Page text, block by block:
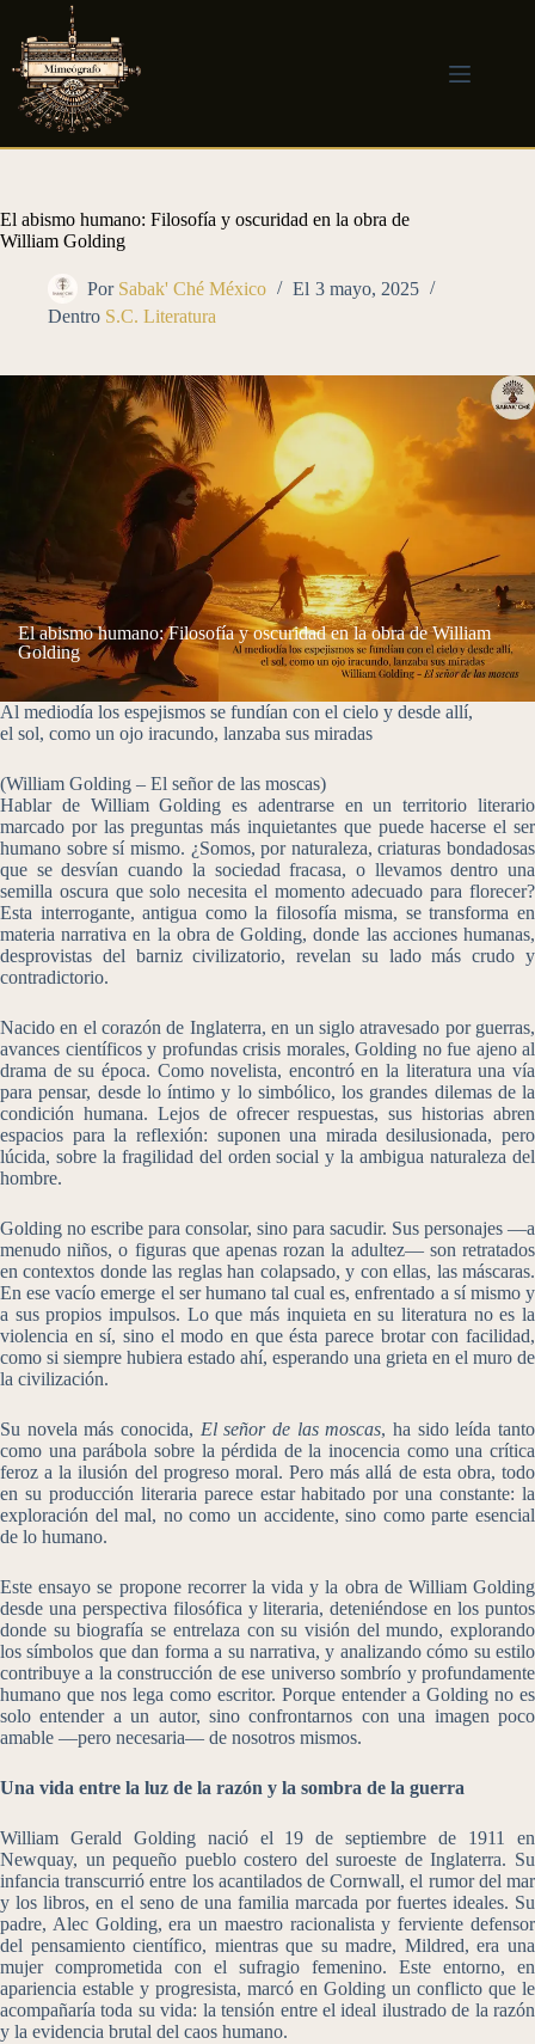
contenido
El abismo humano: Filosofía y oscuridad en la obra de
William Golding
Por Sabak' Ché México El 3 mayo, 2025
Dentro S.C. Literatura
El abismo humano: Filosofía y oscuridad en la obra de William
Golding
Al mediodía los espejismos se fundían con el cielo y desde allí,
el sol, como un ojo iracundo, lanzaba sus miradas
(William Golding – El señor de las moscas)
Hablar de William Golding es adentrarse en un territorio literario
marcado por las preguntas más inquietantes que puede hacerse el ser
humano sobre sí mismo. ¿Somos, por naturaleza, criaturas bondadosas
que se desvían cuando la sociedad fracasa, o llevamos dentro una
semilla oscura que solo necesita el momento adecuado para florecer?
Esta interrogante, antigua como la filosofía misma, se transforma en
materia narrativa en la obra de Golding, donde las acciones humanas,
desprovistas del barniz civilizatorio, revelan su lado más crudo y
contradictorio.
Nacido en el corazón de Inglaterra, en un siglo atravesado por guerras,
avances científicos y profundas crisis morales, Golding no fue ajeno al
drama de su época. Como novelista, encontró en la literatura una vía
para pensar, desde lo íntimo y lo simbólico, los grandes dilemas de la
condición humana. Lejos de ofrecer respuestas, sus historias abren
espacios para la reflexión: suponen una mirada desilusionada, pero
lúcida, sobre la fragilidad del orden social y la ambigua naturaleza del
hombre.
Golding no escribe para consolar, sino para sacudir. Sus personajes —a
menudo niños, o figuras que apenas rozan la adultez— son retratados
en contextos donde las reglas han colapsado, y con ellas, las máscaras.
En ese vacío emerge el ser humano tal cual es, enfrentado a sí mismo y
a sus propios impulsos. Lo que más inquieta en su literatura no es la
violencia en sí, sino el modo en que ésta parece brotar con facilidad,
como si siempre hubiera estado ahí, esperando una grieta en el muro de
la civilización.
Su novela más conocida, El señor de las moscas, ha sido leída tanto
como una parábola sobre la pérdida de la inocencia como una crítica
feroz a la ilusión del progreso moral. Pero más allá de esta obra, todo
en su producción literaria parece estar habitado por una constante: la
exploración del mal, no como un accidente, sino como parte esencial
de lo humano.
Este ensayo se propone recorrer la vida y la obra de William Golding
desde una perspectiva filosófica y literaria, deteniéndose en los puntos
donde su biografía se entrelaza con su visión del mundo, explorando
los símbolos que dan forma a su narrativa, y analizando cómo su estilo
contribuye a la construcción de ese universo sombrío y profundamente
humano que nos lega como escritor. Porque entender a Golding no es
solo entender a un autor, sino confrontarnos con una imagen poco
amable —pero necesaria— de nosotros mismos.
Una vida entre la luz de la razón y la sombra de la guerra
William Gerald Golding nació el 19 de septiembre de 1911 en
Newquay, un pequeño pueblo costero del suroeste de Inglaterra. Su
infancia transcurrió entre los acantilados de Cornwall, el rumor del mar
y los libros, en el seno de una familia marcada por fuertes ideales. Su
padre, Alec Golding, era un maestro racionalista y ferviente defensor
del pensamiento científico, mientras que su madre, Mildred, era una
mujer comprometida con el sufragio femenino. Este entorno, en
apariencia estable y progresista, marcó en Golding un conflicto que le
acompañaría toda su vida: la tensión entre el ideal ilustrado de la razón
y la evidencia brutal del caos humano.